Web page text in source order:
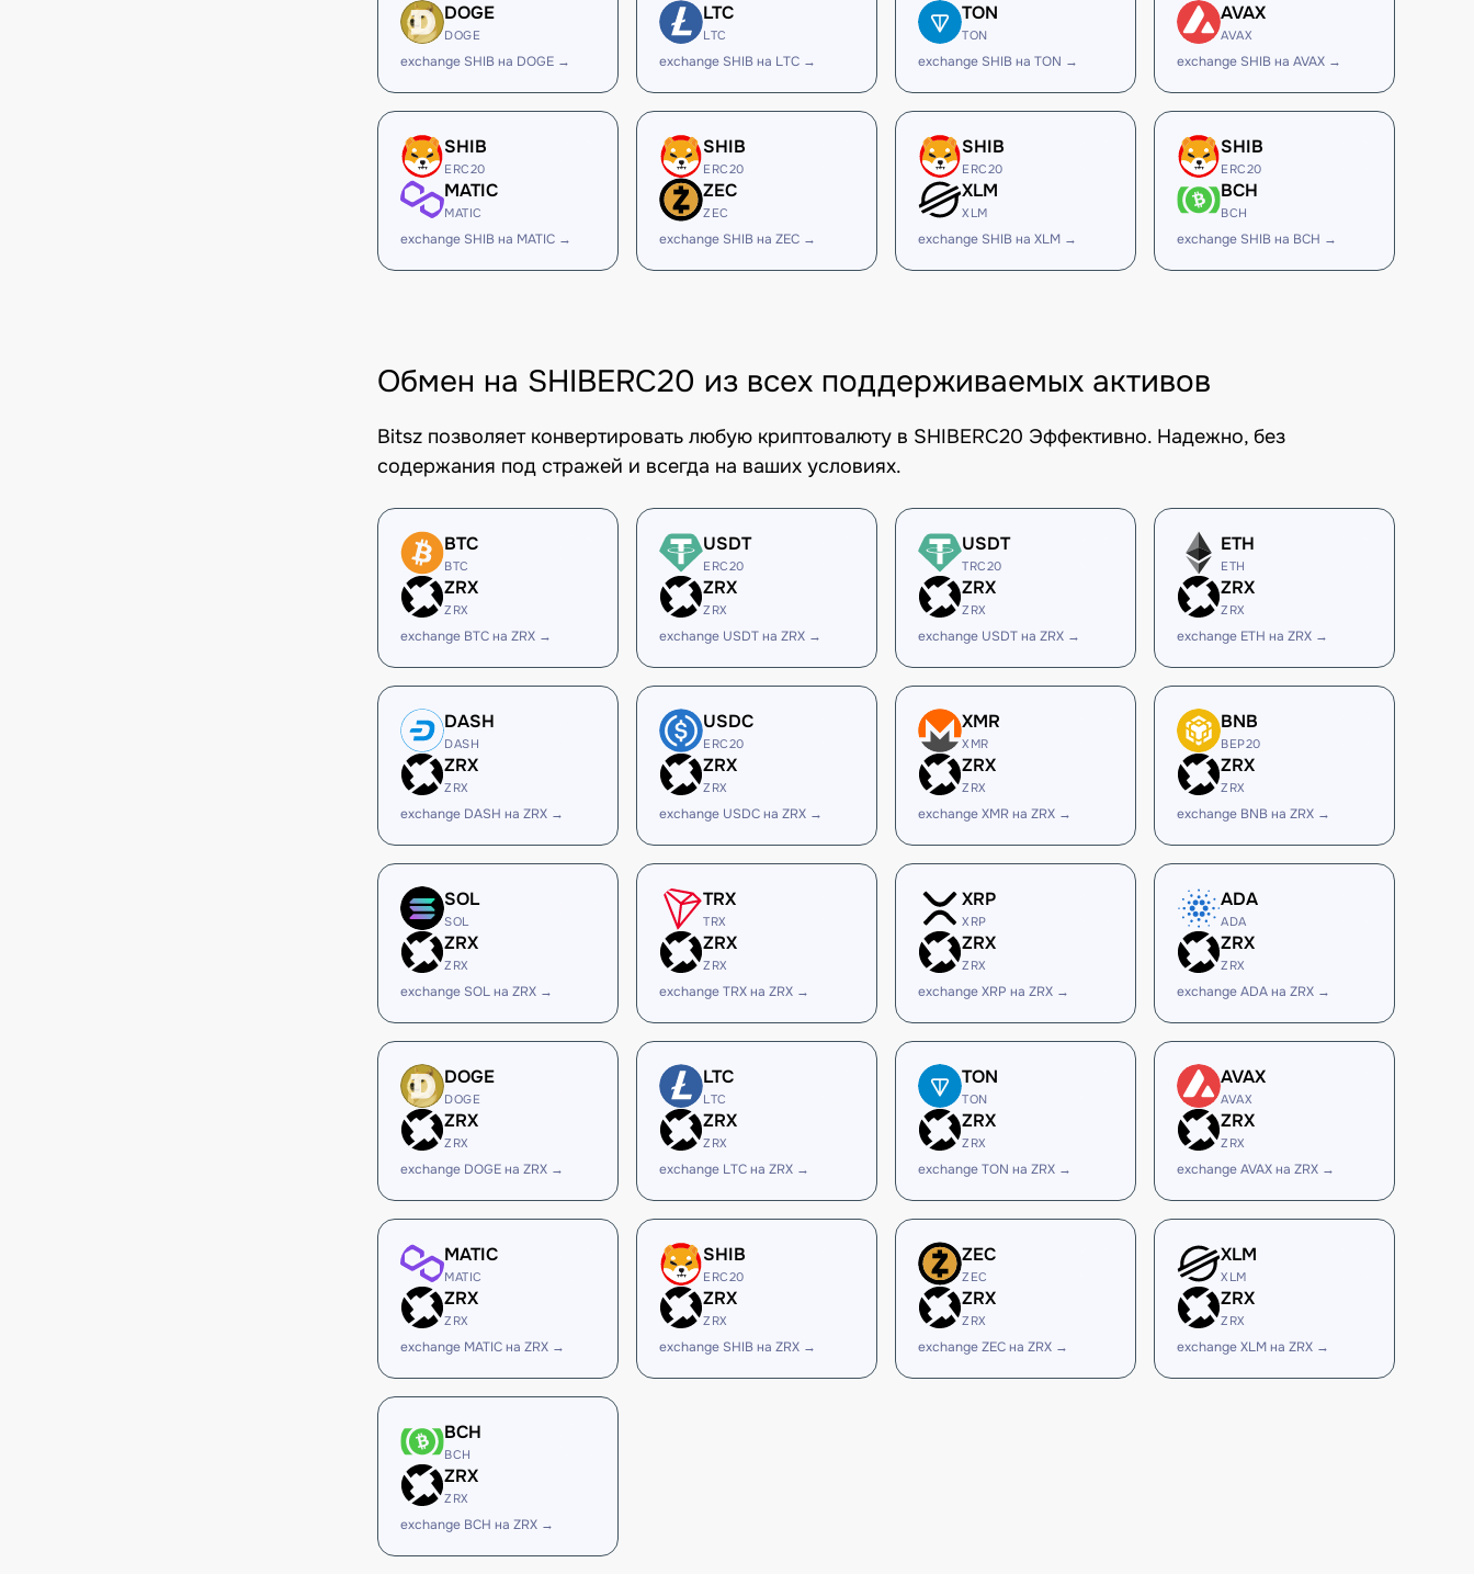
DOGE
DOGE
exchange SHIB на DOGE →
LTC
LTC
exchange SHIB на LTC →
TON
TON
exchange SHIB на TON →
AVAX
AVAX
exchange SHIB на AVAX →
SHIB
ERC20
MATIC
MATIC
exchange SHIB на MATIC →
SHIB
ERC20
ZEC
ZEC
exchange SHIB на ZEC →
SHIB
ERC20
XLM
XLM
exchange SHIB на XLM →
SHIB
ERC20
BCH
BCH
exchange SHIB на BCH →
Обмен на SHIBERC20 из всех поддерживаемых активов
Bitsz позволяет конвертировать любую криптовалюту в SHIBERC20 Эффективно. Надежно, без
содержания под стражей и всегда на ваших условиях.
BTC
BTC
ZRX
ZRX
exchange BTC на ZRX →
USDT
ERC20
ZRX
ZRX
exchange USDT на ZRX →
USDT
TRC20
ZRX
ZRX
exchange USDT на ZRX →
ETH
ETH
ZRX
ZRX
exchange ETH на ZRX →
DASH
DASH
ZRX
ZRX
exchange DASH на ZRX →
USDC
ERC20
ZRX
ZRX
exchange USDC на ZRX →
XMR
XMR
ZRX
ZRX
exchange XMR на ZRX →
BNB
BEP20
ZRX
ZRX
exchange BNB на ZRX →
SOL
SOL
ZRX
ZRX
exchange SOL на ZRX →
TRX
TRX
ZRX
ZRX
exchange TRX на ZRX →
XRP
XRP
ZRX
ZRX
exchange XRP на ZRX →
ADA
ADA
ZRX
ZRX
exchange ADA на ZRX →
DOGE
DOGE
ZRX
ZRX
exchange DOGE на ZRX →
LTC
LTC
ZRX
ZRX
exchange LTC на ZRX →
TON
TON
ZRX
ZRX
exchange TON на ZRX →
AVAX
AVAX
ZRX
ZRX
exchange AVAX на ZRX →
MATIC
MATIC
ZRX
ZRX
exchange MATIC на ZRX →
SHIB
ERC20
ZRX
ZRX
exchange SHIB на ZRX →
ZEC
ZEC
ZRX
ZRX
exchange ZEC на ZRX →
XLM
XLM
ZRX
ZRX
exchange XLM на ZRX →
BCH
BCH
ZRX
ZRX
exchange BCH на ZRX →